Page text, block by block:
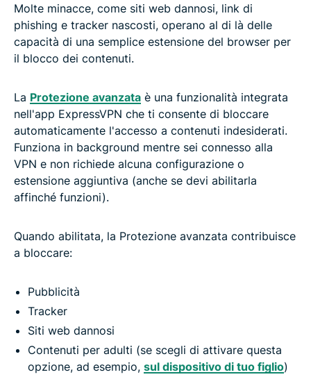
Molte minacce, come siti web dannosi, link di
phishing e tracker nascosti, operano al di là delle
capacità di una semplice estensione del browser per
il blocco dei contenuti.
La Protezione avanzata è una funzionalità integrata
nell'app ExpressVPN che ti consente di bloccare
automaticamente l'accesso a contenuti indesiderati.
Funziona in background mentre sei connesso alla
VPN e non richiede alcuna configurazione o
estensione aggiuntiva (anche se devi abilitarla
affinché funzioni).
Quando abilitata, la Protezione avanzata contribuisce
a bloccare:
Pubblicità
Tracker
Siti web dannosi
Contenuti per adulti (se scegli di attivare questa
opzione, ad esempio, sul dispositivo di tuo figlio)